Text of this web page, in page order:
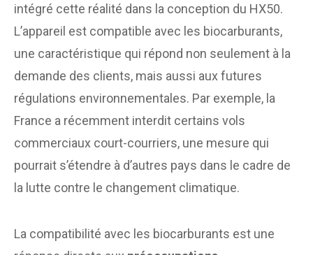
intégré cette réalité dans la conception du HX50.
L’appareil est compatible avec les biocarburants,
une caractéristique qui répond non seulement à la
demande des clients, mais aussi aux futures
régulations environnementales. Par exemple, la
France a récemment interdit certains vols
commerciaux court-courriers, une mesure qui
pourrait s’étendre à d’autres pays dans le cadre de
la lutte contre le changement climatique.
La compatibilité avec les biocarburants est une